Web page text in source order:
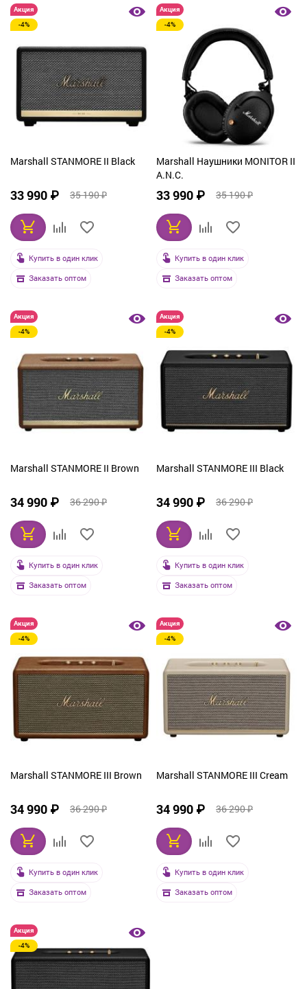
Акция
-4%
Marshall STANMORE II Black
33 990 ₽ 35 190 ₽
Купить в один клик
Заказать оптом
Акция
-4%
Marshall Наушники MONITOR II
A.N.C.
33 990 ₽ 35 190 ₽
Купить в один клик
Заказать оптом
Акция
-4%
Marshall STANMORE II Brown
34 990 ₽ 36 290 ₽
Купить в один клик
Заказать оптом
Акция
-4%
Marshall STANMORE III Black
34 990 ₽ 36 290 ₽
Купить в один клик
Заказать оптом
Акция
-4%
Marshall STANMORE III Brown
34 990 ₽ 36 290 ₽
Купить в один клик
Заказать оптом
Акция
-4%
Marshall STANMORE III Cream
34 990 ₽ 36 290 ₽
Купить в один клик
Заказать оптом
Акция
-4%